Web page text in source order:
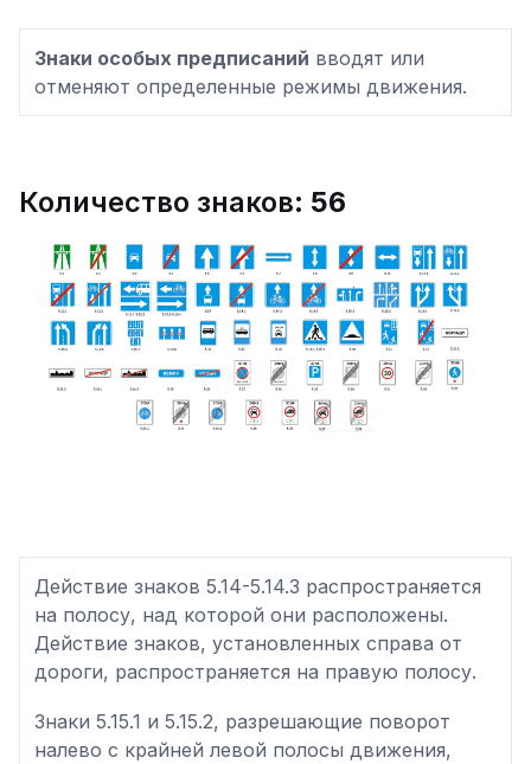
Знаки особых предписаний вводят или
отменяют определенные режимы движения.
Количество знаков: 56
Действие знаков 5.14-5.14.3 распространяется
на полосу, над которой они расположены.
Действие знаков, установленных справа от
дороги, распространяется на правую полосу.
Знаки 5.15.1 и 5.15.2, разрешающие поворот
налево с крайней левой полосы движения,